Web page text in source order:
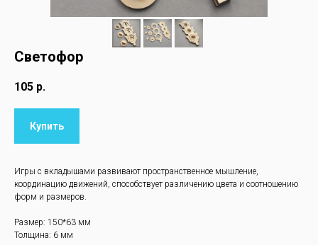
Светофор
105 р.
Купить
Игры с вкладышами развивают пространственное мышление,
координацию движений, способствует различению цвета и соотношению
форм и размеров.
Размер: 150*63 мм
Толщина: 6 мм